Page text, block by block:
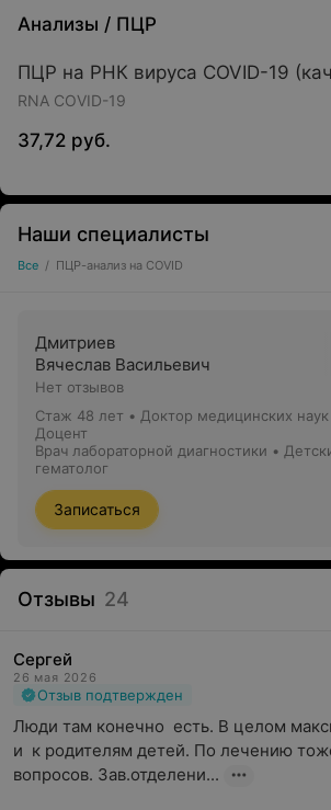
Анализы / ПЦР
ПЦР на РНК вируса COVID-19
RNA COVID-19
37,72 руб.
Наши специалисты
Все / ПЦР-анализ на COVID
Дмитриев
Вячеслав Васильевич
Нет отзывов
Стаж 48 лет • Доктор медицинских наук
Доцент
Врач лабораторной диагностики •
гематолог
Записаться
Отзывы 24
Сергей
26 мая 2026
Отзыв подтвержден
Люди там конечно  есть. В целом
и  к родителям детей. По лечению
вопросов. Зав.отделени...